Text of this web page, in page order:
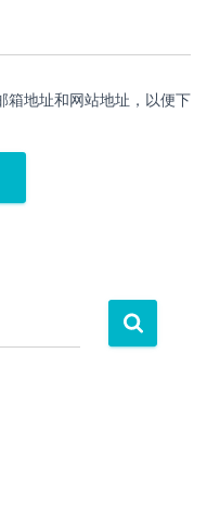
箱地址和网站地址，以便下